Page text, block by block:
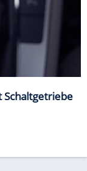
Schaltgetriebe